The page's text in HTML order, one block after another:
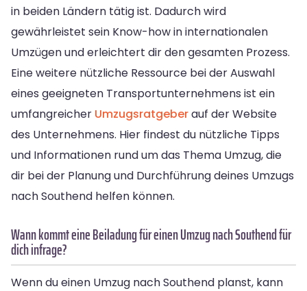
in beiden Ländern tätig ist. Dadurch wird
gewährleistet sein Know-how in internationalen
Umzügen und erleichtert dir den gesamten Prozess.
Eine weitere nützliche Ressource bei der Auswahl
eines geeigneten Transportunternehmens ist ein
umfangreicher Umzugsratgeberauf der Website
des Unternehmens. Hier findest du nützliche Tipps
und Informationen rund um das Thema Umzug, die
dir bei der Planung und Durchführung deines Umzugs
nach Southend helfen können.
Wann kommt eine Beiladung für einen Umzug nach Southend für
dich infrage?
Wenn du einen Umzug nach Southend planst, kann